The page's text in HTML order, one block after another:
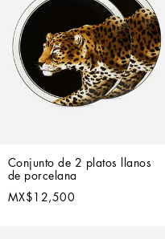
Conjunto de 2 platos llanos
de porcelana
MX$12,500